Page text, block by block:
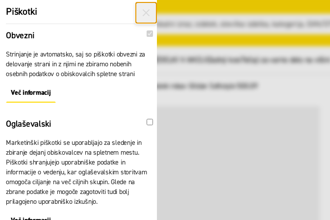
Preskoči na vsebino
GLAVNI MENI Vsi izdelki IZDELKI V AKCIJIZadnji kosiTečaji za varno delo na višini
Ženska polo majica kratek rokav Gildan Softstyle 500.09
Piškotki
Obvezni Obvezni
Strinjanje je avtomatsko, saj so piškotki obvezni za
delovanje strani in z njimi ne zbiramo nobenih
osebnih podatkov o obiskovalcih spletne strani
Več informacijAbout "Obvezni" Cookie Group
Oglaševalski Oglaševalski
Marketinški piškotki se uporabljajo za sledenje in
zbiranje dejanj obiskovalcev na spletnem mestu.
Piškotki shranjujejo uporabniške podatke in
informacije o vedenju, kar oglaševalskim storitvam
omogoča ciljanje na več ciljnih skupin. Glede na
zbrane podatke je mogoče zagotoviti tudi bolj
prilagojeno uporabniško izkušnjo.